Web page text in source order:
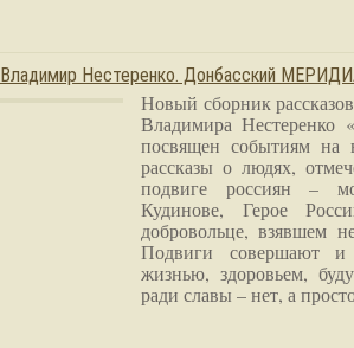
Владимир Нестеренко. Донбасский
Новый сборник
Владимира Нестеренко
посвящен событиям на
рассказы о людях,
подвиге россиян –
Кудинове, Герое
добровольце, взявшем
Подвиги совершают и
жизнью, здоровьем,
ради славы – нет, а